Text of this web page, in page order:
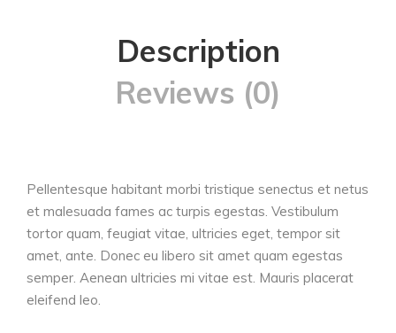
Description
Reviews (0)
Pellentesque habitant morbi tristique senectus et netus
et malesuada fames ac turpis egestas. Vestibulum
tortor quam, feugiat vitae, ultricies eget, tempor sit
amet, ante. Donec eu libero sit amet quam egestas
semper. Aenean ultricies mi vitae est. Mauris placerat
eleifend leo.